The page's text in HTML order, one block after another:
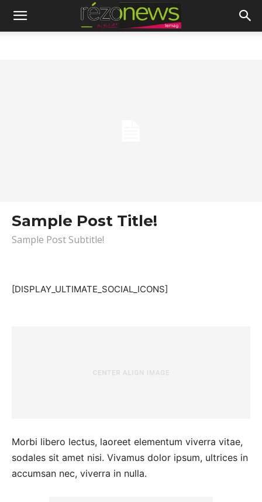
Sample Post Title!
Sample Post Subtitle!
[DISPLAY_ULTIMATE_SOCIAL_ICONS]
Morbi libero lectus, laoreet elementum viverra vitae,
sodales sit amet nisi. Vivamus dolor ipsum, ultrices in
accumsan nec, viverra in nulla.